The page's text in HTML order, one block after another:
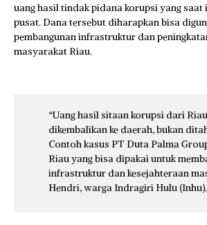
uang hasil tindak pidana korupsi yang
pusat. Dana tersebut diharapkan bisa
pembangunan infrastruktur dan
masyarakat Riau.
“Uang hasil sitaan korupsi dari
dikembalikan ke daerah, bukan
Contoh kasus PT Duta Palma
Riau yang bisa dipakai untuk
infrastruktur dan kesejahteraan
Hendri, warga Indragiri Hulu (Inhu).